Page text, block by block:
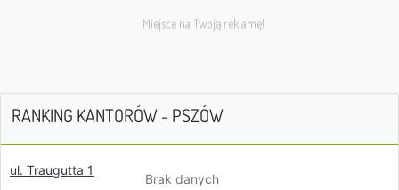
RANKING KANTORÓW - PSZÓW
ul. Traugutta 1
Brak danych